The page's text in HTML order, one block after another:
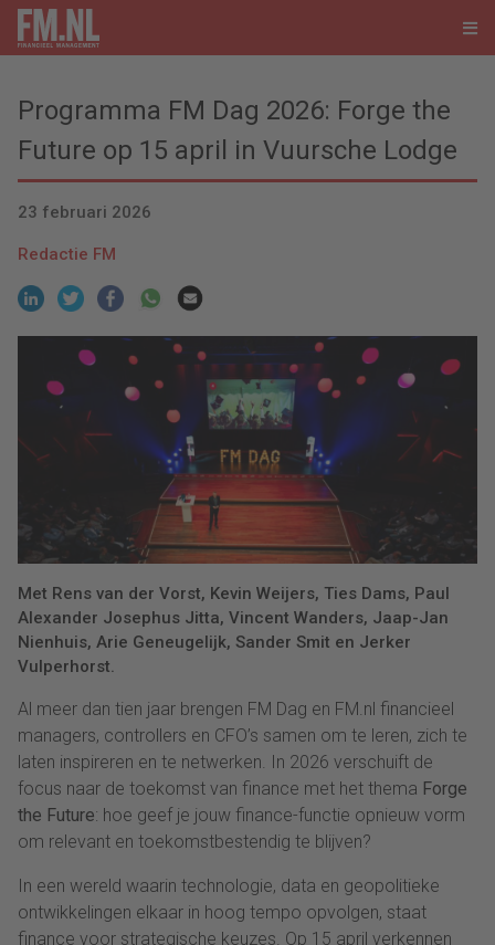
Programma FM Dag 2026: Forge the
Future op 15 april in Vuursche Lodge
23 februari 2026
Redactie FM
Met Rens van der Vorst, Kevin Weijers, Ties Dams, Paul
Alexander Josephus Jitta, Vincent Wanders, Jaap-Jan
Nienhuis, Arie Geneugelijk, Sander Smit en Jerker
Vulperhorst.
Al meer dan tien jaar brengen FM Dag en FM.nl financieel
managers, controllers en CFO’s samen om te leren, zich te
laten inspireren en te netwerken. In 2026 verschuift de
focus naar de toekomst van finance met het thema Forge
the Future: hoe geef je jouw finance-functie opnieuw vorm
om relevant en toekomstbestendig te blijven?
In een wereld waarin technologie, data en geopolitieke
ontwikkelingen elkaar in hoog tempo opvolgen, staat
finance voor strategische keuzes. Op 15 april verkennen